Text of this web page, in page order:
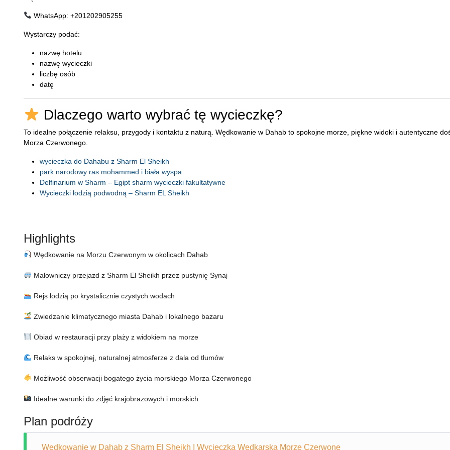
WhatsApp: +201202905255
Wystarczy podać:
nazwę hotelu
nazwę wycieczki
liczbę osób
datę
Dlaczego warto wybrać tę wycieczkę?
To idealne połączenie relaksu, przygody i kontaktu z naturą. Wędkowanie w Dahab to spokojne morze, piękne widoki i autentyczne
Morza Czerwonego.
wycieczka do Dahabu z Sharm El Sheikh
park narodowy ras mohammed i biała wyspa
Delfinarium w Sharm – Egipt sharm wycieczki fakultatywne
Wycieczki łodzią podwodną – Sharm EL Sheikh
Highlights
Wędkowanie na Morzu Czerwonym w okolicach Dahab
Malowniczy przejazd z Sharm El Sheikh przez pustynię Synaj
Rejs łodzią po krystalicznie czystych wodach
Zwiedzanie klimatycznego miasta Dahab i lokalnego bazaru
Obiad w restauracji przy plaży z widokiem na morze
Relaks w spokojnej, naturalnej atmosferze z dala od tłumów
Możliwość obserwacji bogatego życia morskiego Morza Czerwonego
Idealne warunki do zdjęć krajobrazowych i morskich
Plan podróży
Wędkowanie w Dahab z Sharm El Sheikh | Wycieczka Wędkarska Morze Czerwone